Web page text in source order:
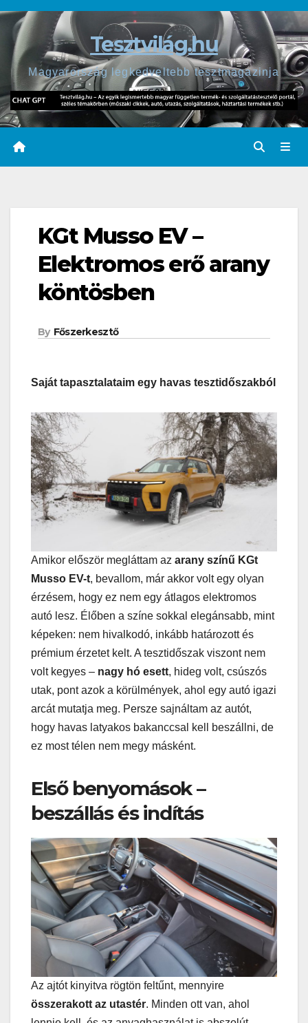
Skip
content
Tesztvilág.hu
Magyarország legkedveltebb tesztmagazinja
KGt Musso EV –
Elektromos erő arany
köntösben
By Főszerkesztő
Saját tapasztalataim egy havas tesztidőszakból
Amikor először megláttam az arany színű KGt
Musso EV-t, bevallom, már akkor volt egy olyan
érzésem, hogy ez nem egy átlagos elektromos
autó lesz. Élőben a színe sokkal elegánsabb, mint
képeken: nem hivalkodó, inkább határozott és
prémium érzetet kelt. A tesztidőszak viszont nem
volt kegyes – nagy hó esett, hideg volt, csúszós
utak, pont azok a körülmények, ahol egy autó igazi
arcát mutatja meg. Persze sajnáltam az autót,
hogy havas latyakos bakanccsal kell beszállni, de
ez most télen nem megy másként.
Első benyomások –
beszállás és indítás
Az ajtót kinyitva rögtön feltűnt, mennyire
összerakott az utastér. Minden ott van, ahol